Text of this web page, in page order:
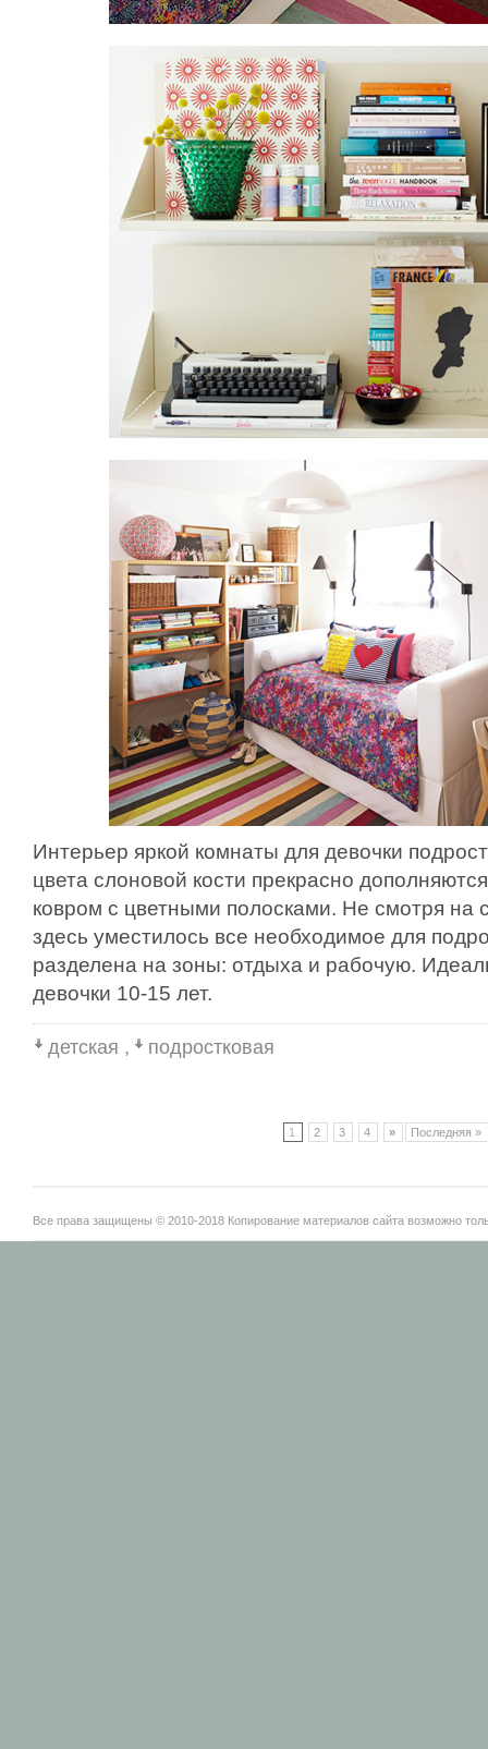
Интерьер яркой комнаты для девочки
цвета слоновой кости прекрасно
ковром с цветными полосками. Не смотря на
здесь уместилось все необходимое для
разделена на зоны: отдыха и рабочую.
девочки 10-15 лет.
детская , подростковая
1 2 3 4 » Последняя »
Все права защищены © 2010-2018 Копирование материалов сайта возможно